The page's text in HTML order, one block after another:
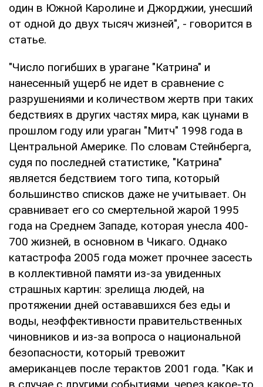
один в Южной Каролине и Джорджии, унесший
от одной до двух тысяч жизней", - говорится в
статье.
"Число погибших в урагане "Катрина" и
нанесенный ущерб не идет в сравнение с
разрушениями и количеством жертв при таких
бедствиях в других частях мира, как цунами в
прошлом году или ураган "Митч" 1998 года в
Центральной Америке. По словам Стейнберга,
судя по последней статистике, "Катрина"
является бедствием того типа, который
большинство списков даже не учитывает. Он
сравнивает его со смертельной жарой 1995
года на Среднем Западе, которая унесла 400-
700 жизней, в основном в Чикаго. Однако
катастрофа 2005 года может прочнее засесть
в коллективной памяти из-за увиденных
страшных картин: зрелища людей, на
протяжении дней остававшихся без еды и
воды, неэффективности правительственных
чиновников и из-за вопроса о национальной
безопасности, который тревожит
американцев после терактов 2001 года. "Как и
в случае с другими событиями, через какое-то